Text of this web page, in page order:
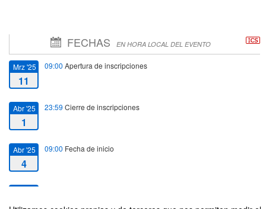
FECHAS EN HORA LOCAL DEL EVENTO
Mrz '25
11
09:00 Apertura de inscripciones
Abr '25
1
23:59 Cierre de inscripciones
Abr '25
4
09:00 Fecha de inicio
4